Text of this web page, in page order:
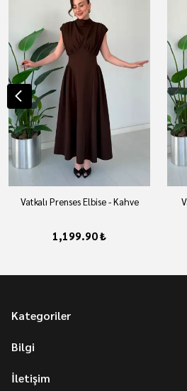
Vatkalı Prenses Elbise - Kahve
1,199.90 ₺
Kategoriler
Bilgi
İletişim